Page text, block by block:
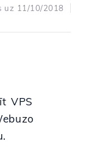
uz 11/10/2018
VPS